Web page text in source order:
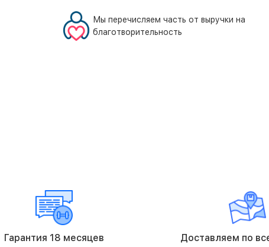
Мы перечисляем часть от выручки на
благотворительность
Гарантия 18 месяцев Доставляем по